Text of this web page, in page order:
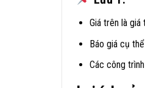
Giá trên là giá
Báo giá cụ
Các công